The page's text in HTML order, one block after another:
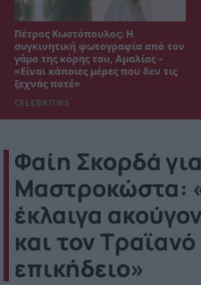
Πέτρος Κωστόπουλος: Η
συγκινητική φωτογραφία από τον
γάμο της κόρης του, Αμαλίας –
«Είναι κάποιες μέρες που δεν τις
ξεχνάς ποτέ»
CELEBRITIES
Φαίη Σκορδά
Μαστροκώστα:
έκλαιγα
και τον
επικήδειο»